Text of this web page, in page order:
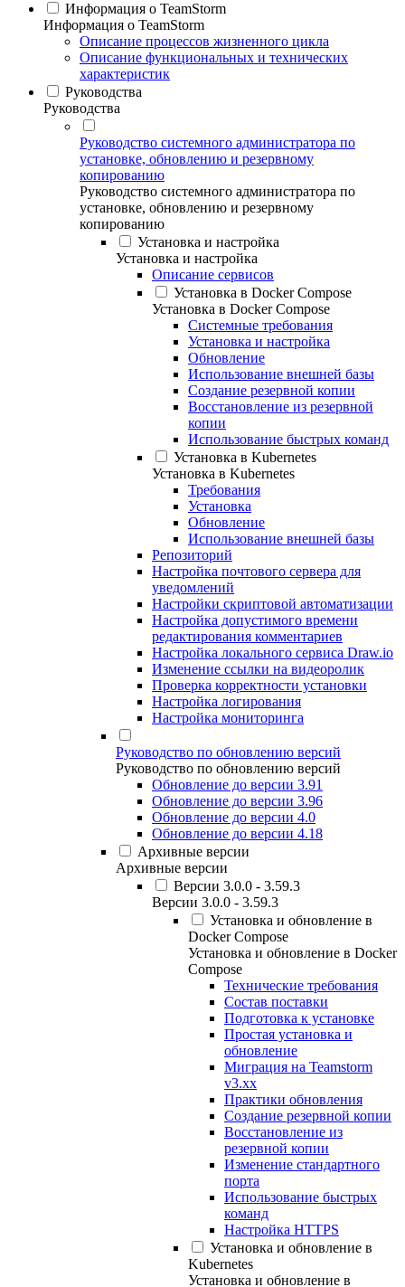
Информация о TeamStorm
Информация о TeamStorm
Описание процессов жизненного цикла
Описание функциональных и технических
характеристик
Руководства
Руководства
Руководство системного администратора по
установке, обновлению и резервному
копированию
Руководство системного администратора по
установке, обновлению и резервному
копированию
Установка и настройка
Установка и настройка
Описание сервисов
Установка в Docker Compose
Установка в Docker Compose
Системные требования
Установка и настройка
Обновление
Использование внешней базы
Создание резервной копии
Восстановление из резервной
копии
Использование быстрых команд
Установка в Kubernetes
Установка в Kubernetes
Требования
Установка
Обновление
Использование внешней базы
Репозиторий
Настройка почтового сервера для
уведомлений
Настройки скриптовой автоматизации
Настройка допустимого времени
редактирования комментариев
Настройка локального сервиса Draw.io
Изменение ссылки на видеоролик
Проверка корректности установки
Настройка логирования
Настройка мониторинга
Руководство по обновлению версий
Руководство по обновлению версий
Обновление до версии 3.91
Обновление до версии 3.96
Обновление до версии 4.0
Обновление до версии 4.18
Архивные версии
Архивные версии
Версии 3.0.0 - 3.59.3
Версии 3.0.0 - 3.59.3
Установка и обновление в
Docker Compose
Установка и обновление в Docker
Compose
Технические требования
Состав поставки
Подготовка к установке
Простая установка и
обновление
Миграция на Teamstorm
v3.xx
Практики обновления
Создание резервной копии
Восстановление из
резервной копии
Изменение стандартного
порта
Использование быстрых
команд
Настройка HTTPS
Установка и обновление в
Kubernetes
Установка и обновление в